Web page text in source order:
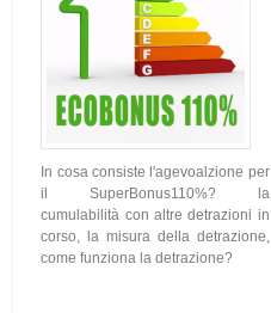
In cosa consiste l'agevoalzione per
il SuperBonus110%? la
cumulabilità con altre detrazioni in
corso, la misura della detrazione,
come funziona la detrazione?